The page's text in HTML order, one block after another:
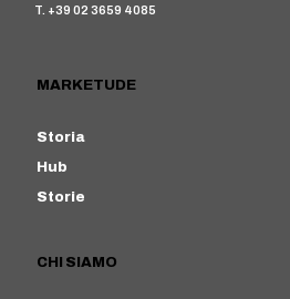
T. +39 02 3659 4085
MARKETUDE
Storia
Hub
Storie
CHI SIAMO